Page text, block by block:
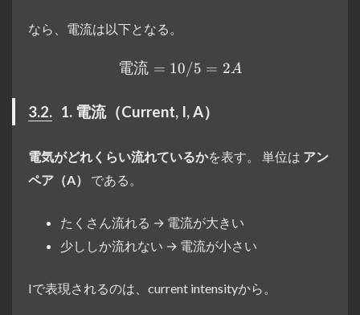
なら、電流は以下となる。
電流 = 10 / 5 = 2A
電流 = 10/5 = 2A
3.2. 1. 電流（Current, I, A）
電気がどれくらい流れているかを表す。 単位は アン
ペア（A）
である。
たくさん流れる → 電流が大きい
少ししか流れない → 電流が小さい
Iで表現されるのは、current intensityから。